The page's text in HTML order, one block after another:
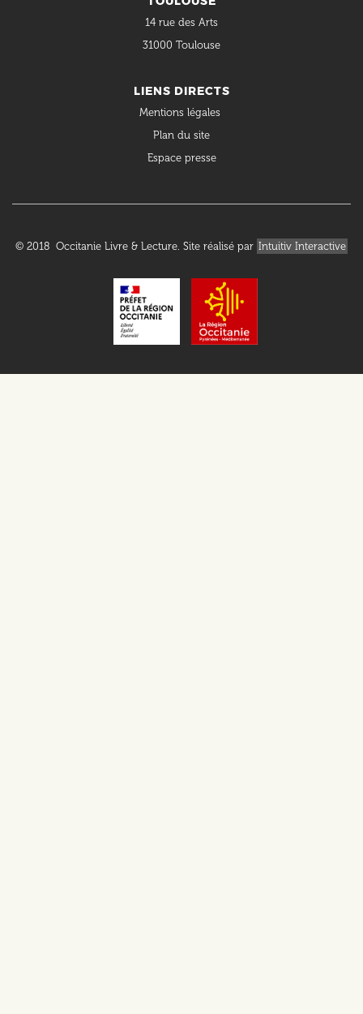
14 rue des Arts
31000 Toulouse
LIENS DIRECTS
Mentions légales
Plan du site
Espace presse
© 2018 Occitanie Livre & Lecture. Site réalisé par Intuitiv Interactive